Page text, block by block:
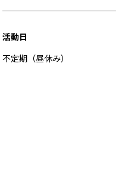
活動日
不定期（昼休み）